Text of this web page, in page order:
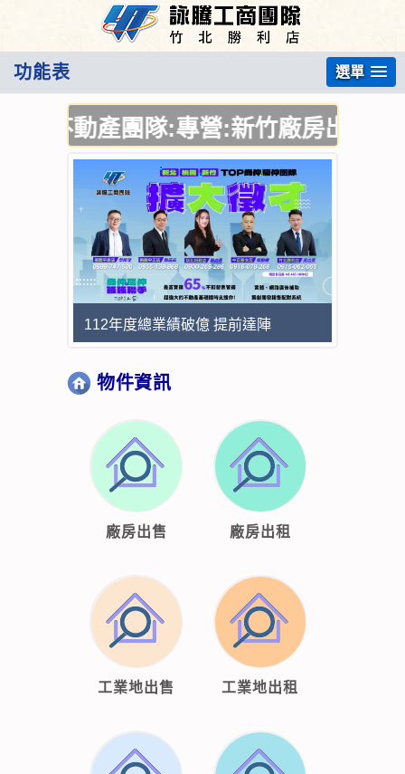
功能表 選單
動產團隊:專營:新竹廠房出售,新
112年度總業績破億 提前達陣
物件資訊
廠房出售 廠房出租
工業地出售 工業地出租